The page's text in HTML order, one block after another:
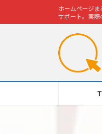
ホームページ
サポート。実際